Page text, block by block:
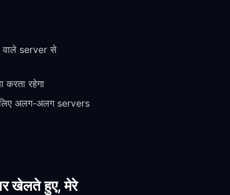
server से
रहेगा
अलग-अलग servers
खेलते हुए, मेरे